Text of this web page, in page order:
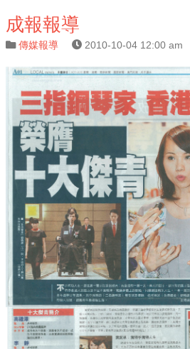
成報報導
傳媒報導 2010-10-04 12:00 am